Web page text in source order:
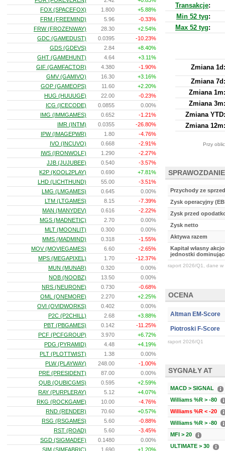
Transakcje:
Min 52 tyg:
Max 52 tyg:
Zmiana 1d:
Zmiana 7d:
Zmiana 1m:
Zmiana 3m:
Zmiana YTD:
Zmiana 12m:
Przy
Przychody ze
Zysk operacyjny
Zysk przed
Zysk netto
Aktywa razem
Kapitał własny
jednostki
raport 2026/Q1, dane w
OCENA
Altman EM-Score
Piotroski F-Score
raport 2026/Q1
SYGNAŁY AT
MACD > SIGNAL
Williams %R > -80
Williams %R < -20
Williams %R > -80
MFI > 20
ULTIMATE > 30
FOX (SPACEFOX)
1.800
+5.88%
FRM (FREEMIND)
5.96
-0.33%
FRW (FROZENWAY)
28.30
+2.54%
GDC (GAMEDUST)
0.0395
-10.23%
GDS (GDEVS)
2.84
+8.40%
GHT (GAMEHUNT)
4.64
+3.11%
GIF (GAMFACTOR)
4.380
-1.90%
GMV (GAMIVO)
16.30
+3.16%
GOP (GAMEOPS)
11.60
+2.20%
HUG (HUUUGE)
22.00
-0.23%
ICG (ICECODE)
0.0855
0.00%
IMG (IMMGAMES)
0.652
-1.21%
IMR (INTM)
0.0355
-26.80%
IPW (IMAGEPWR)
1.80
-4.76%
IVO (INCUVO)
0.668
-2.91%
IWS (IRONWOLF)
1.290
-2.27%
JJB (JUJUBEE)
0.540
-3.57%
K2P (KOOL2PLAY)
0.690
+7.81%
LHD (LICHTHUND)
55.00
-3.51%
LMG (LMGAMES)
0.645
0.00%
LTM (LTGAMES)
8.15
-7.39%
MAN (MANYDEV)
0.616
-2.22%
MGS (MADNETIC)
2.70
0.00%
MLT (MOONLIT)
0.300
0.00%
MMS (MADMIND)
0.318
-1.55%
MOV (MOVIEGAMES)
6.60
-2.65%
MPS (MEGAPIXEL)
1.70
-12.37%
MUN (MUNAR)
0.320
0.00%
NOB (NOOBZ)
13.50
0.00%
NRS (NEURONE)
0.730
-0.68%
OML (ONEMORE)
2.270
+2.25%
OVI (OVIDWORKS)
0.402
0.00%
P2C (P2CHILL)
2.68
+3.88%
PBT (PBGAMES)
0.142
-11.25%
PCF (PCFGROUP)
3.970
+6.72%
PDG (PYRAMID)
4.48
+4.19%
PLT (PLOTTWIST)
1.38
0.00%
PLW (PLAYWAY)
248.00
-1.00%
PRE (PRESIDENT)
87.00
0.00%
QUB (QUBICGMS)
0.595
+2.59%
RAY (PURPLERAY)
5.12
+4.07%
RKG (ROCKGAME)
10.00
-4.76%
RND (RENDER)
70.60
+0.57%
RSG (RSGAMES)
5.60
-0.88%
RST (ROAD)
5.60
-3.45%
SGD (SIGMADEF)
0.1480
0.00%
SIM (SIMFABRIC)
1.690 +1.20%